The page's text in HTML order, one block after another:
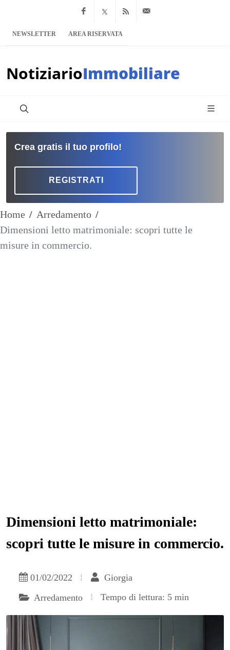
Facebook
x.com Feed RSS
NEWSLETTER AREA RISERVATA
NotiziarioImmobiliare
Crea gratis il tuo profilo!
REGISTRATI
Home / Arredamento /
Dimensioni letto matrimoniale: scopri tutte le
misure in commercio.
Dimensioni letto matrimoniale:
scopri tutte le misure in commercio.
01/02/2022
Giorgia
Arredamento
Tempo di lettura: 5 min